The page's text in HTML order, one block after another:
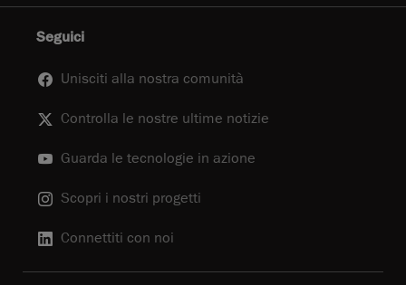
Seguici
Unisciti alla nostra comunità
Controlla le nostre ultime notizie
Guarda le tecnologie in azione
Scopri i nostri progetti
Connettiti con noi